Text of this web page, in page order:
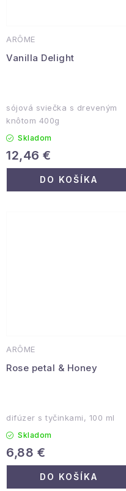
ARÔME
Vanilla Delight
sójová sviečka s dreveným
knôtom 400g
Skladom
12,46 €
DO KOŠÍKA
ARÔME
Rose petal & Honey
difúzer s tyčinkami, 100 ml
Skladom
6,88 €
DO KOŠÍKA